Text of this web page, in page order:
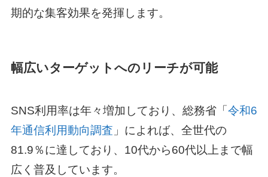
期的な集客効果を発揮します。
幅広いターゲットへのリーチが可能
SNS利用率は年々増加しており、総務省「 令和6
年通信利用動向調査 」によれば、全世代の
81.9％に達しており、10代から60代以上まで幅
広く普及しています。